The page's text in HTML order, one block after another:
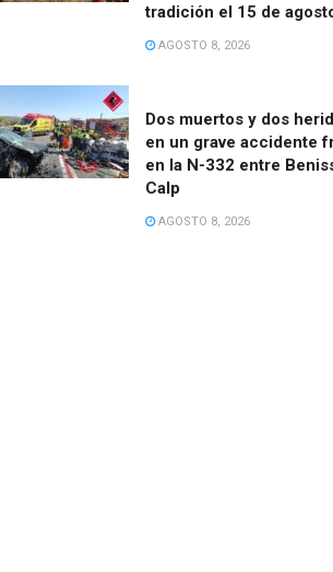
tradición el 15 de
AGOSTO 8, 2026
Dos muertos y dos
en un grave accidente
en la N-332 entre
Calp
AGOSTO 8, 2026